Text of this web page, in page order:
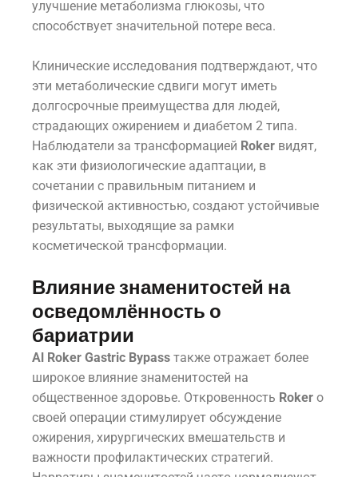
улучшение метаболизма глюкозы, что
способствует значительной потере веса.
Клинические исследования подтверждают, что
эти метаболические сдвиги могут иметь
долгосрочные преимущества для людей,
страдающих ожирением и диабетом 2 типа.
Наблюдатели за трансформацией Roker видят,
как эти физиологические адаптации, в
сочетании с правильным питанием и
физической активностью, создают устойчивые
результаты, выходящие за рамки
косметической трансформации.
Влияние знаменитостей на
осведомлённость о
бариатрии
Al Roker Gastric Bypass также отражает более
широкое влияние знаменитостей на
общественное здоровье. Откровенность Roker о
своей операции стимулирует обсуждение
ожирения, хирургических вмешательств и
важности профилактических стратегий.